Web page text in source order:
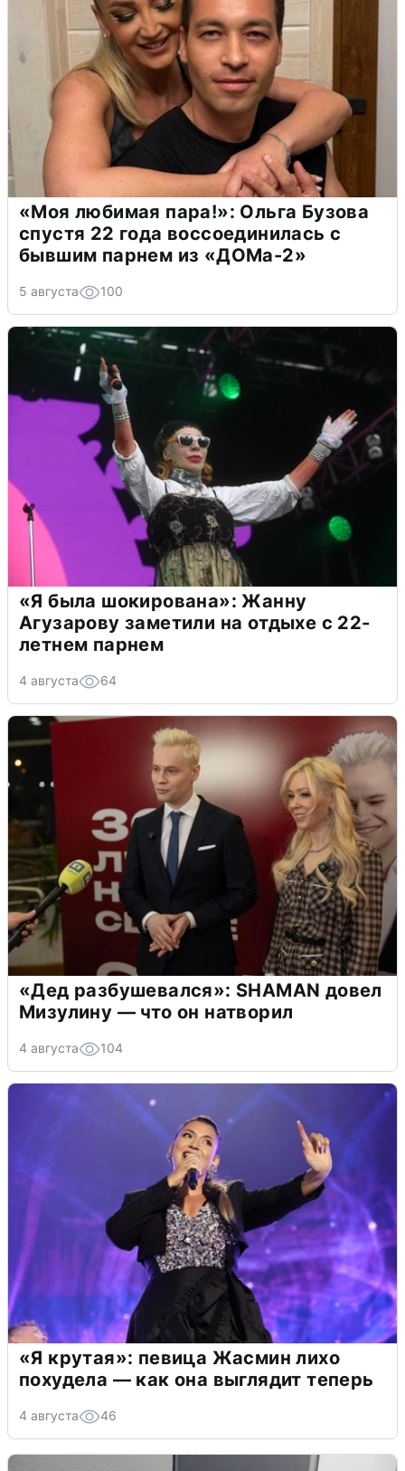
«Моя любимая пара!»: Ольга Бузова
спустя 22 года воссоединилась с
бывшим парнем из «ДОМа-2»
5 августа 100
«Я была шокирована»: Жанну
Агузарову заметили на отдыхе с 22-
летнем парнем
4 августа 64
«Дед разбушевался»: SHAMAN довел
Мизулину — что он натворил
4 августа 104
«Я крутая»: певица Жасмин лихо
похудела — как она выглядит теперь
4 августа 46